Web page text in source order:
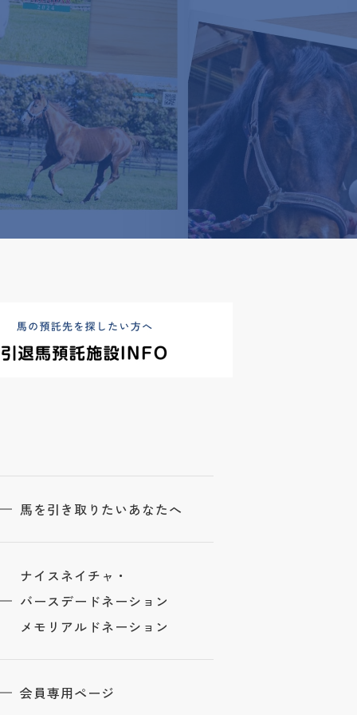
馬を引き取りたいあなたへ
ナイスネイチャ・
バースデードネーション
メモリアルドネーション
会員専用ページ